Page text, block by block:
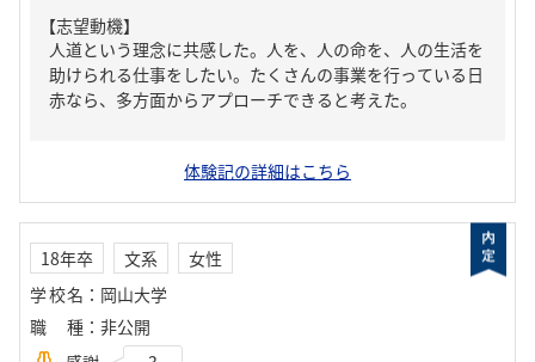
【志望動機】
人道という理念に共感した。人を、人の命を、人の生活を
助けられる仕事をしたい。たくさんの事業を行っている日
赤なら、多方面からアプローチできると考えた。
体験記の詳細はこちら
18年卒 文系
女性
学校名 ： 岡山大学
職種 ： 非公開